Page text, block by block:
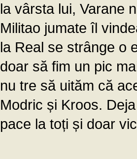
la vârsta lui, Varane
Militao jumate îl
la Real se strânge o
doar să fim un pic
nu tre să uităm că
Modric și Kroos.
pace la toți și doar